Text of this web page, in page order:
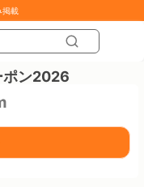
掲載
ポン2026